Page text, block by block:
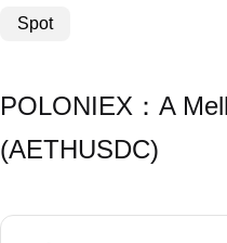
Spot
POLONIEX：A
(AETHUSDC)